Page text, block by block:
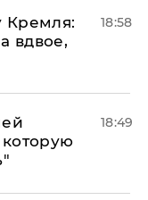
Кремля:
вдвое,
18:58
18:49